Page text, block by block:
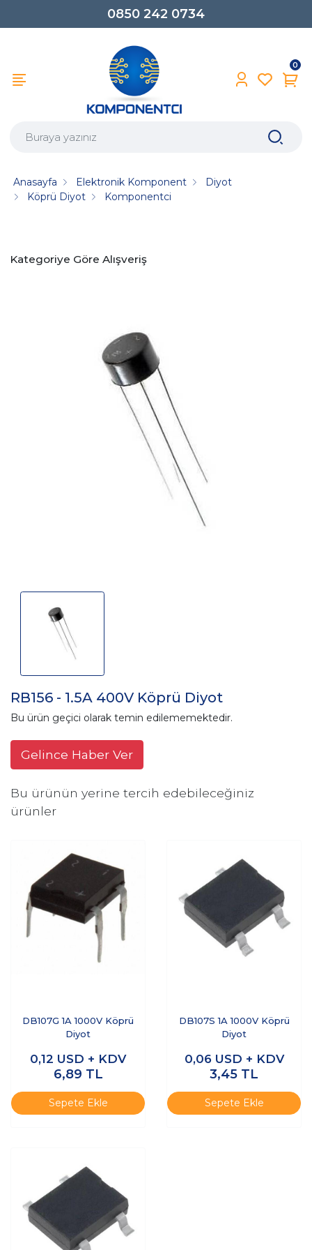
0850 242 0734
0
Anasayfa Elektronik Komponent
Diyot
Köprü Diyot
Komponentci
Kategoriye Göre Alışveriş
RB156 - 1.5A 400V Köprü Diyot
Bu ürün geçici olarak temin edilememektedir.
Gelince Haber Ver
Bu ürünün yerine tercih edebileceğiniz
ürünler
DB107G 1A 1000V Köprü
Diyot
0,12 USD + KDV
6,89 TL
Sepete Ekle
DB107S 1A 1000V Köprü
Diyot
0,06 USD + KDV
3,45 TL
Sepete Ekle